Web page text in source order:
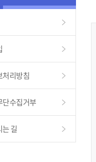
처리방침
단수집거부
길